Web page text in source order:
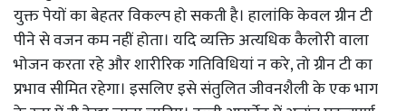
युक्त पेयों का बेहतर विकल्प हो सकती है। हालांकि केवल ग्रीन टी
पीने से वजन कम नहीं होता। यदि व्यक्ति अत्यधिक कैलोरी वाला
भोजन करता रहे और शारीरिक गतिविधियां न करे, तो ग्रीन टी का
प्रभाव सीमित रहेगा। इसलिए इसे संतुलित जीवनशैली के एक भाग